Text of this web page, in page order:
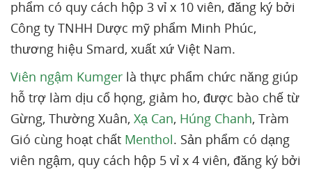
phẩm có quy cách hộp 3 vỉ x 10 viên, đăng ký bởi
Công ty TNHH Dược mỹ phẩm Minh Phúc,
thương hiệu Smard, xuất xứ Việt Nam.
Viên ngậm Kumger là thực phẩm chức năng giúp
hỗ trợ làm dịu cổ họng, giảm ho, được bào chế từ
Gừng, Thường Xuân, Xạ Can, Húng Chanh, Tràm
Gió cùng hoạt chất Menthol. Sản phẩm có dạng
viên ngậm, quy cách hộp 5 vỉ x 4 viên, đăng ký bởi